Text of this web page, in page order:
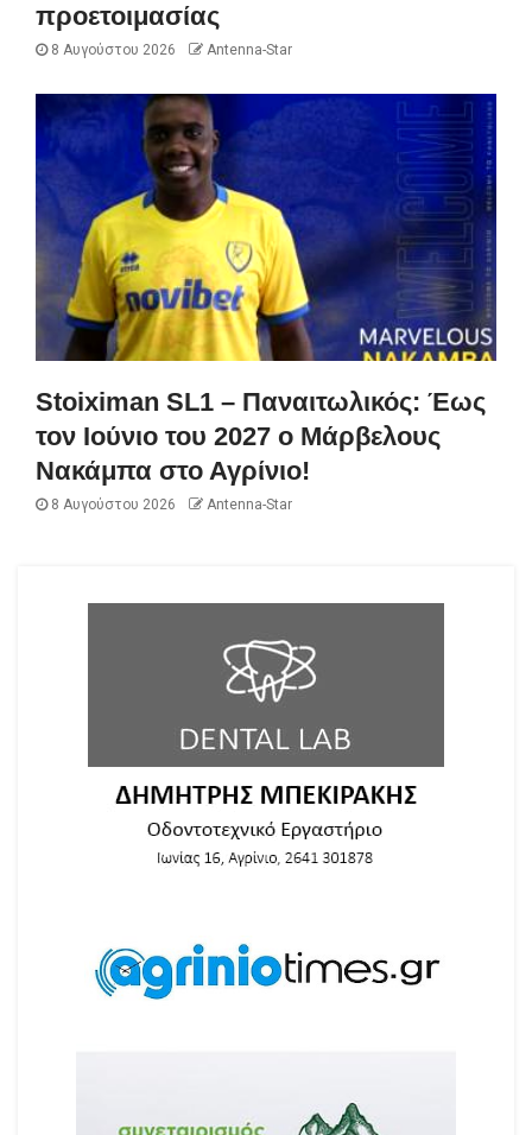
προετοιμασίας
8 Αυγούστου 2026 Antenna-Star
Stoiximan SL1 – Παναιτωλικός: Έως
τον Ιούνιο του 2027 ο Μάρβελους
Νακάμπα στο Αγρίνιο!
8 Αυγούστου 2026 Antenna-Star